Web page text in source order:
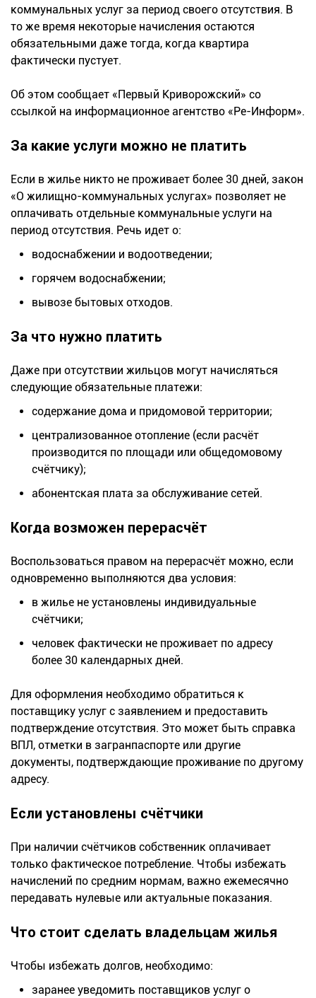
коммунальных услуг за период своего отсутствия. В
то же время некоторые начисления остаются
обязательными даже тогда, когда квартира
фактически пустует.
Об этом сообщает «Первый Криворожский» со
ссылкой на информационное агентство «Ре-Информ».
За какие услуги можно не платить
Если в жилье никто не проживает более 30 дней, закон
«О жилищно-коммунальных услугах» позволяет не
оплачивать отдельные коммунальные услуги на
период отсутствия. Речь идет о:
водоснабжении и водоотведении;
горячем водоснабжении;
вывозе бытовых отходов.
За что нужно платить
Даже при отсутствии жильцов могут начисляться
следующие обязательные платежи:
содержание дома и придомовой территории;
централизованное отопление (если расчёт
производится по площади или общедомовому
счётчику);
абонентская плата за обслуживание сетей.
Когда возможен перерасчёт
Воспользоваться правом на перерасчёт можно, если
одновременно выполняются два условия:
в жилье не установлены индивидуальные
счётчики;
человек фактически не проживает по адресу
более 30 календарных дней.
Для оформления необходимо обратиться к
поставщику услуг с заявлением и предоставить
подтверждение отсутствия. Это может быть справка
ВПЛ, отметки в загранпаспорте или другие
документы, подтверждающие проживание по другому
адресу.
Если установлены счётчики
При наличии счётчиков собственник оплачивает
только фактическое потребление. Чтобы избежать
начислений по средним нормам, важно ежемесячно
передавать нулевые или актуальные показания.
Что стоит сделать владельцам жилья
Чтобы избежать долгов, необходимо:
заранее уведомить поставщиков услуг о